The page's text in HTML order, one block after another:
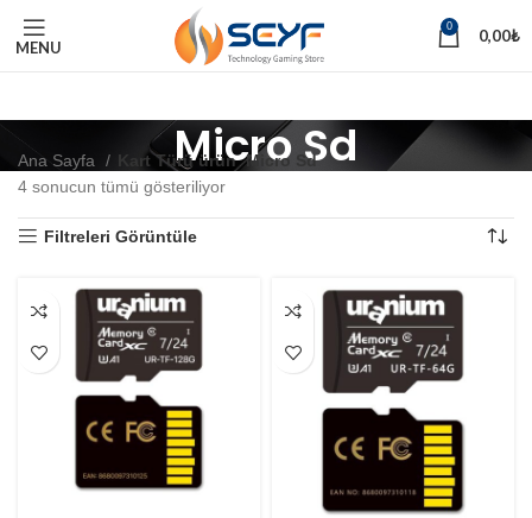
MENU
0 0,00₺
Micro Sd
Ana Sayfa Kart Türü ürün Micro Sd
4 sonucun tümü gösteriliyor
Filtreleri Görüntüle